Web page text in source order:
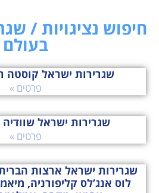
חיפוש נציגויות /
בעולם
שגרירות ישראל קוסטה
פרטים »
שגרירות ישראל
פרטים »
שגרירות ישראל ארצות הברית
לוס אנג’לס קליפורניה,